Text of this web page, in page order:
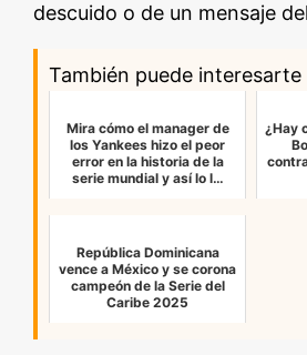
descuido o de un mensaje
También puede interesarte
Mira cómo el manager de
los Yankees hizo el peor
error en la historia de la
serie mundial y así lo l…
¿Hay
República Dominicana
vence a México y se corona
campeón de la Serie del
Caribe 2025